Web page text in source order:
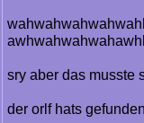
sry aber das musste
der orlf hats